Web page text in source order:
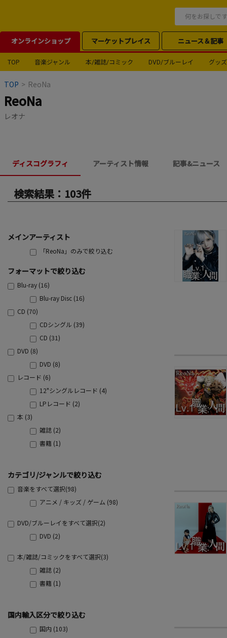
オンラインショップ マーケットプレイス ニュース＆記事
TOP 音楽ジャンル 本/雑誌/コミック DVD/ブルーレイ グッズ
TOP > ReoNa
ReoNa
レオナ
ディスコグラフィ アーティスト情報 記事&ニュース
検索結果：103件
メインアーティスト
「ReoNa」のみで絞り込む
フォーマットで絞り込む
Blu-ray (16)
Blu-ray Disc (16)
CD (70)
CDシングル (39)
CD (31)
DVD (8)
DVD (8)
レコード (6)
12"シングルレコード (4)
LPレコード (2)
本 (3)
雑誌 (2)
書籍 (1)
カテゴリ/ジャンルで絞り込む
音楽をすべて選択(98)
アニメ / キッズ / ゲーム (98)
DVD/ブルーレイをすべて選択(2)
DVD (2)
本/雑誌/コミックをすべて選択(3)
雑誌 (2)
書籍 (1)
国内輸入区分で絞り込む
国内 (103)